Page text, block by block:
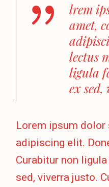
lrem
amet,
lectus
ligula
ex
Lorem ipsum
adipiscing elit.
Curabitur non
sed, viverra justo.